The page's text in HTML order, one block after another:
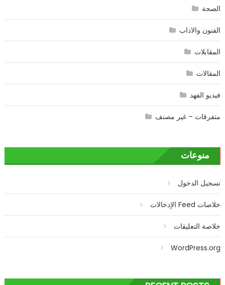
الصحة
الفنون والاداب
المقابلات
المقالات
فيديو الفهد
متفرقات – غير مصنف
منوعات
تسجيل الدخول
خلاصات Feed الإدخالات
خلاصة التعليقات
WordPress.org